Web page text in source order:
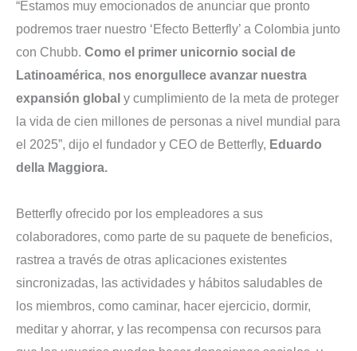
“Estamos muy emocionados de anunciar que pronto
podremos traer nuestro ‘Efecto Betterfly’ a Colombia junto
con Chubb. Como el primer unicornio social de
Latinoamérica, nos enorgullece avanzar nuestra
expansión global y cumplimiento de la meta de proteger
la vida de cien millones de personas a nivel mundial para
el 2025”, dijo el fundador y CEO de Betterfly, Eduardo
della Maggiora.
Betterfly ofrecido por los empleadores a sus
colaboradores, como parte de su paquete de beneficios,
rastrea a través de otras aplicaciones existentes
sincronizadas, las actividades y hábitos saludables de
los miembros, como caminar, hacer ejercicio, dormir,
meditar y ahorrar, y las recompensa con recursos para